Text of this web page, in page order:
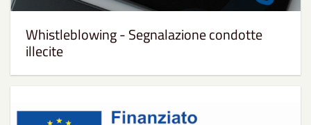
Whistleblowing - Segnalazione condotte
illecite